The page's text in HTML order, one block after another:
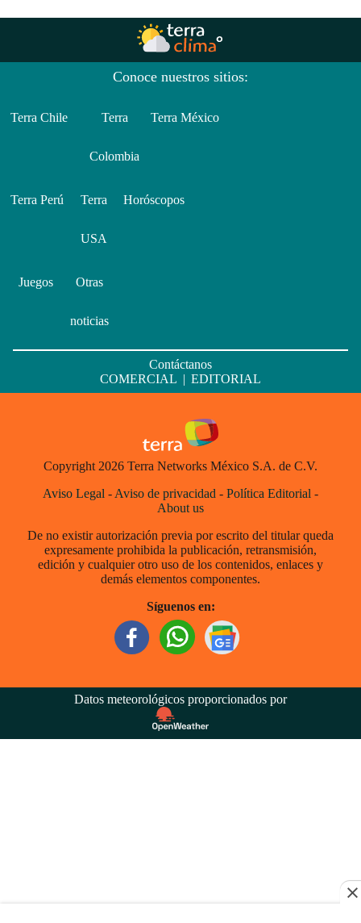
Conoce nuestros sitios:
Terra Chile Terra
Colombia
Terra México
Terra Perú Terra
USA
Horóscopos
Juegos Otras
noticias
Contáctanos
COMERCIAL | EDITORIAL
Copyright 2026 Terra Networks México S.A. de C.V.
Aviso Legal - Aviso de privacidad - Política Editorial -
About us
De no existir autorización previa por escrito del titular queda
expresamente prohibida la publicación, retransmisión,
edición y cualquier otro uso de los contenidos, enlaces y
demás elementos componentes.
Síguenos en:
Datos meteorológicos proporcionados por